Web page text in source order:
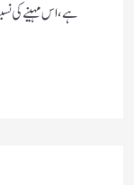
ہے ، اس مہینے